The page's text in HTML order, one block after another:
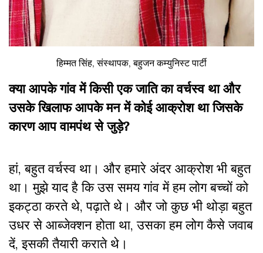
हिम्मत सिंह, संस्थापक, बहुजन कम्युनिस्ट पार्टी
क्या आपके गांव में किसी एक जाति का वर्चस्व था और
उसके खिलाफ आपके मन में कोई आक्रोश था जिसके
कारण आप वामपंथ से जुड़े?
हां, बहुत वर्चस्व था। और हमारे अंदर आक्रोश भी बहुत
था। मुझे याद है कि उस समय गांव में हम लोग बच्चों को
इकट्ठा करते थे, पढ़ाते थे। और जो कुछ भी थोड़ा बहुत
उधर से आब्जेक्शन होता था, उसका हम लोग कैसे जवाब
दें, इसकी तैयारी कराते थे।